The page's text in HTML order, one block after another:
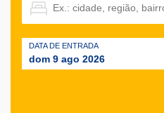
DATA DE ENTRADA
dom 9 ago 2026